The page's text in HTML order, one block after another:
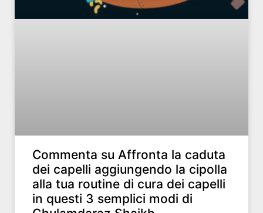
Commenta su Affronta la caduta
dei capelli aggiungendo la cipolla
alla tua routine di cura dei capelli
in questi 3 semplici modi di